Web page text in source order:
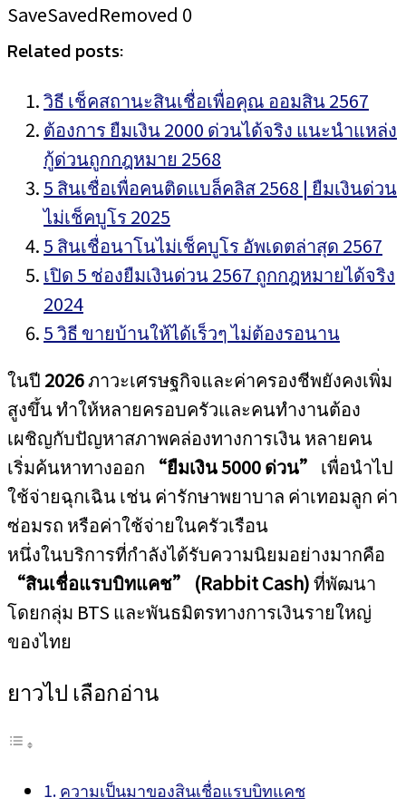
SaveSavedRemoved 0
Related posts:
วิธี เช็คสถานะสินเชื่อเพื่อคุณ ออมสิน 2567
ต้องการ ยืมเงิน 2000 ด่วนได้จริง แนะนำแหล่ง
กู้ด่วนถูกกฎหมาย 2568
5 สินเชื่อเพื่อคนติดแบล็คลิส 2568 | ยืมเงินด่วน
ไม่เช็คบูโร 2025
5 สินเชื่อนาโนไม่เช็คบูโร อัพเดตล่าสุด 2567
เปิด 5 ช่องยืมเงินด่วน 2567 ถูกกฎหมายได้จริง
2024
5 วิธี ขายบ้านให้ได้เร็วๆ ไม่ต้องรอนาน
ในปี 2026ภาวะเศรษฐกิจและค่าครองชีพยังคงเพิ่ม
สูงขึ้น ทำให้หลายครอบครัวและคนทำงานต้อง
เผชิญกับปัญหาสภาพคล่องทางการเงิน หลายคน
เริ่มค้นหาทางออก “ยืมเงิน 5000 ด่วน” เพื่อนำไป
ใช้จ่ายฉุกเฉิน เช่น ค่ารักษาพยาบาล ค่าเทอมลูก ค่า
ซ่อมรถ หรือค่าใช้จ่ายในครัวเรือน
หนึ่งในบริการที่กำลังได้รับความนิยมอย่างมากคือ
“สินเชื่อแรบบิทแคช” (Rabbit Cash)ที่พัฒนา
โดยกลุ่ม BTS และพันธมิตรทางการเงินรายใหญ่
ของไทย
ยาวไป เลือกอ่าน
ความเป็นมาของสินเชื่อแรบบิทแคช